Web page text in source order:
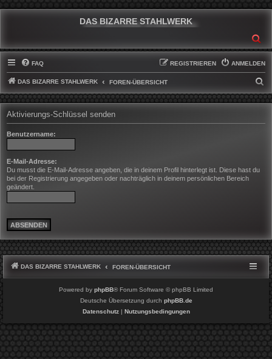
DAS BIZARRE STAHLWERK
FAQ ANMELDEN
REGISTRIEREN
DAS BIZARRE STAHLWERK FOREN-ÜBERSICHT
U
H
Aktivierungs-Schlüssel senden
Benutzername:
E-Mail-Adresse:
Du musst die E-Mail-Adresse angeben, die in deinem Profil hinterlegt ist. Diese hast du
bei der Registrierung angegeben oder nachträglich in deinem persönlichen Bereich
geändert.
DAS BIZARRE STAHLWERK FOREN-ÜBERSICHT
Powered by phpBB® Forum Software © phpBB Limited
Deutsche Übersetzung durch phpBB.de
Datenschutz| Nutzungsbedingungen